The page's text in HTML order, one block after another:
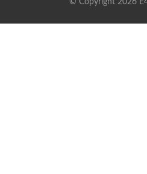
© Copyright 2026